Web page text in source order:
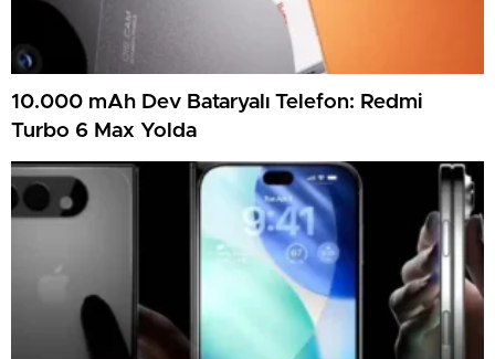
10.000 mAh Dev Bataryalı Telefon: Redmi
Turbo 6 Max Yolda